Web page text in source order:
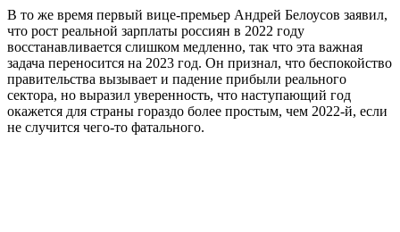
В то же время первый вице-премьер Андрей Белоусов заявил,
что рост реальной зарплаты россиян в 2022 году
восстанавливается слишком медленно, так что эта важная
задача переносится на 2023 год. Он признал, что беспокойство
правительства вызывает и падение прибыли реального
сектора, но выразил уверенность, что наступающий год
окажется для страны гораздо более простым, чем 2022-й, если
не случится чего-то фатального.